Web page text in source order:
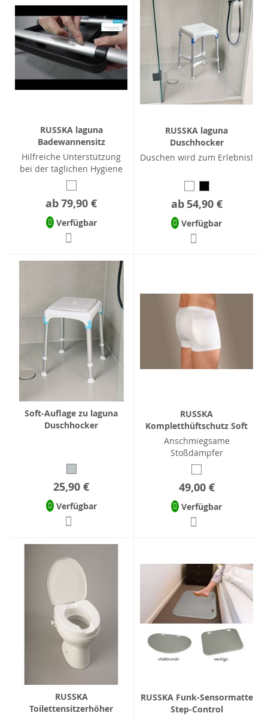
RUSSKA laguna
Badewannensitz
Hilfreiche Unterstützung
bei der täglichen Hygiene
ab79,90 €
Verfügbar
RUSSKA laguna
Duschhocker
Duschen wird zum Erlebnis!
ab 54,90 €
Verfügbar
Soft-Auflage zu laguna
Duschhocker
25,90 €
Verfügbar
RUSSKA
Kompletthüftschutz Soft
Anschmiegsame
Stoßdämpfer
49,00 €
Verfügbar
RUSSKA
Toilettensitzerhöher
RUSSKA Funk-Sensormatte
Step-Control